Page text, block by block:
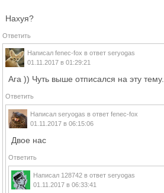
Нахуя?
Ответить
Написал fenec-fox в ответ seryogas
01.11.2017 в 01:29:21
Ага )) Чуть выше отписался на эту тему.
Ответить
Написал seryogas в ответ fenec-fox
01.11.2017 в 06:15:06
Двое нас
Ответить
Написал 128742 в ответ seryogas
01.11.2017 в 06:33:41